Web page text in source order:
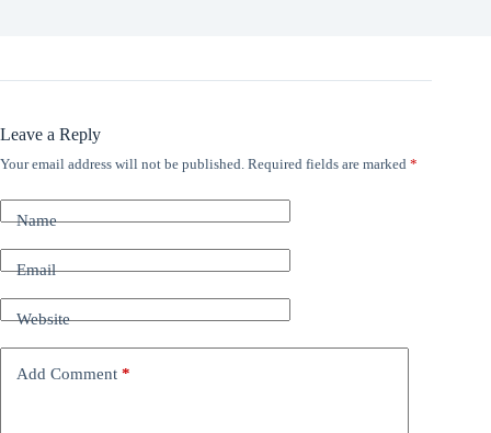
Leave a Reply
Your email address will not be published. Required fields are marked *
Name
Email
Website
Add Comment *